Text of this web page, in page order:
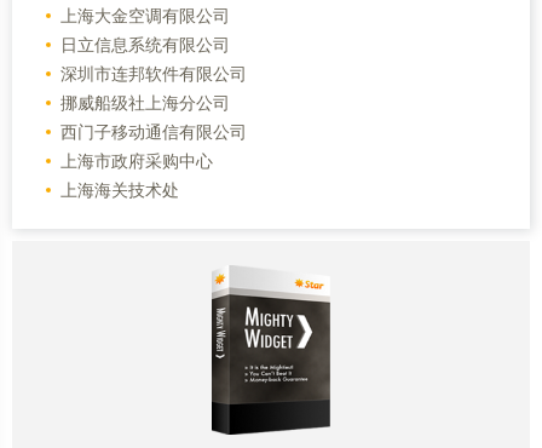
上海大金空调有限公司
日立信息系统有限公司
深圳市连邦软件有限公司
挪威船级社上海分公司
西门子移动通信有限公司
上海市政府采购中心
上海海关技术处